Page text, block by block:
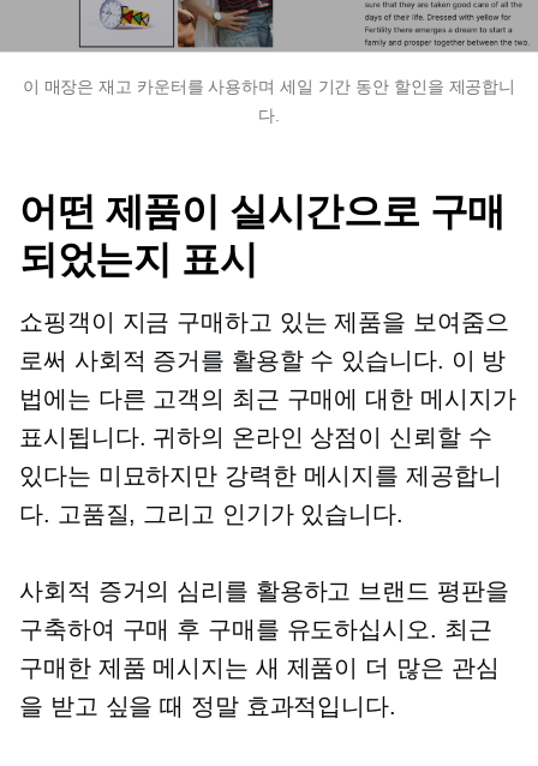
이 매장은 재고 카운터를 사용하며 세일 기간 동안 할인을 제공합니
다.
어떤 제품이 실시간으로 구매
되었는지 표시
쇼핑객이 지금 구매하고 있는 제품을 보여줌으
로써 사회적 증거를 활용할 수 있습니다. 이 방
법에는 다른 고객의 최근 구매에 대한 메시지가
표시됩니다. 귀하의 온라인 상점이 신뢰할 수
있다는 미묘하지만 강력한 메시지를 제공합니
다. 고품질, 그리고 인기가 있습니다.
사회적 증거의 심리를 활용하고 브랜드 평판을
구축하여 구매 후 구매를 유도하십시오. 최근
구매한 제품 메시지는 새 제품이 더 많은 관심
을 받고 싶을 때 정말 효과적입니다.